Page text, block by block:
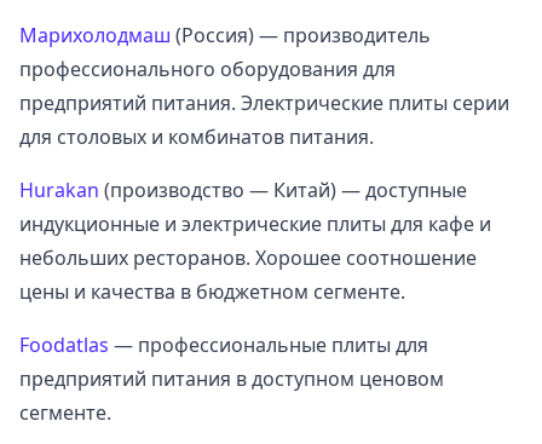
Марихолодмаш (Россия) — производитель
профессионального оборудования для
предприятий питания. Электрические плиты серии
для столовых и комбинатов питания.
Hurakan (производство — Китай) — доступные
индукционные и электрические плиты для кафе и
небольших ресторанов. Хорошее соотношение
цены и качества в бюджетном сегменте.
Foodatlas — профессиональные плиты для
предприятий питания в доступном ценовом
сегменте.